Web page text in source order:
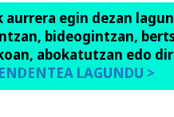
egin dezan
bideogintzan,
abokatutzan edo
LAGUNDU >